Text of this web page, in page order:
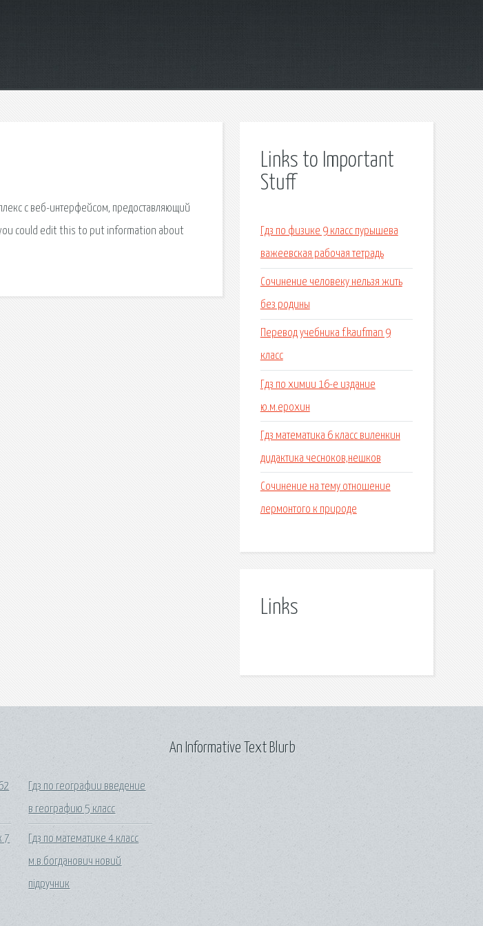
с веб-интерфейсом, предоставляющий
you could edit this to put information about
Links to Important
Stuff
Гдз по физике 9 класс пурышева
важеевская рабочая тетрадь
Сочинение человеку нельзя жить
без родины
Перевод учебника f.kaufman 9
класс
Гдз по химии 16-е издание
ю.м.ерохин
Гдз математика 6 класс виленкин
дидактика чесноков,нешков
Сочинение на тему отношение
лермонтого к природе
Links
7
Гдз по географии введение
в географию 5 класс
Гдз по математике 4 класс
м.в.богданович новий
підручник
An Informative Text Blurb